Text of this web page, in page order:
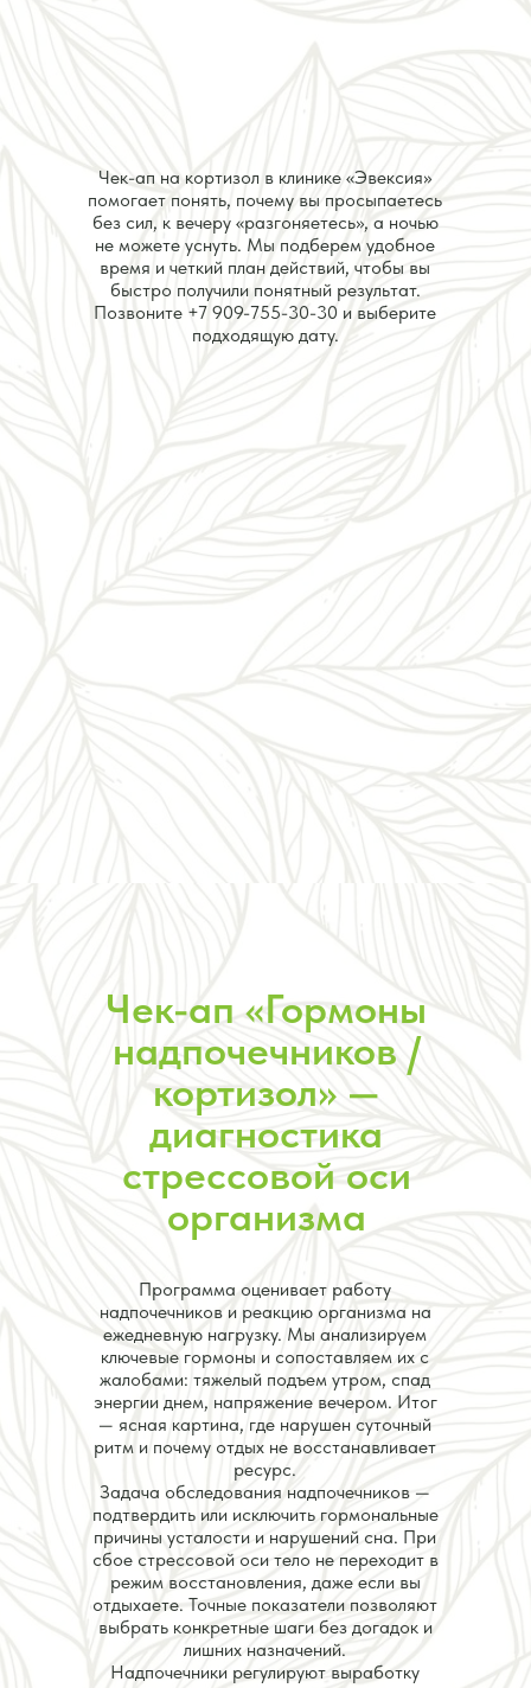
Чек-ап на кортизол в клинике «Эвексия»
помогает понять, почему вы просыпаетесь
без сил, к вечеру «разгоняетесь», а ночью
не можете уснуть. Мы подберем удобное
время и четкий план действий, чтобы вы
быстро получили понятный результат.
Позвоните +7 909-755-30-30 и выберите
подходящую дату.
Чек-ап «Гормоны
надпочечников /
кортизол» —
диагностика
стрессовой оси
организма
Программа оценивает работу
надпочечников и реакцию организма на
ежедневную нагрузку. Мы анализируем
ключевые гормоны и сопоставляем их с
жалобами: тяжелый подъем утром, спад
энергии днем, напряжение вечером. Итог
— ясная картина, где нарушен суточный
ритм и почему отдых не восстанавливает
ресурс.
Задача обследования надпочечников —
подтвердить или исключить гормональные
причины усталости и нарушений сна. При
сбое стрессовой оси тело не переходит в
режим восстановления, даже если вы
отдыхаете. Точные показатели позволяют
выбрать конкретные шаги без догадок и
лишних назначений.
Надпочечники регулируют выработку